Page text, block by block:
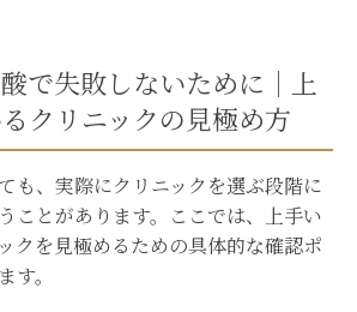
で失敗しないために｜上
クリニックの見極め方
も、実際にクリニックを選ぶ段階に
ことがあります。ここでは、上手い
クを見極めるための具体的な確認ポ
す。